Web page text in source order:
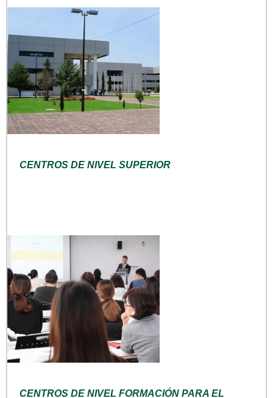
CENTROS DE NIVEL SUPERIOR
CENTROS DE NIVEL FORMACIÓN PARA EL